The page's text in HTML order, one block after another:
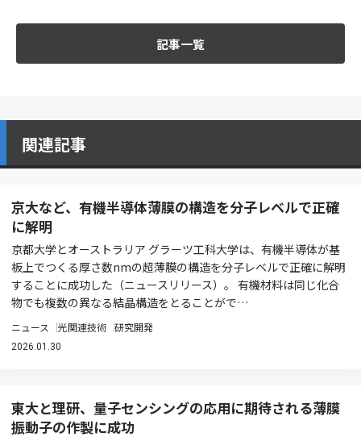
記事一覧
関連記事
京大など、有機半導体薄膜の構造を分子レベルで正確
に解明
京都大学とオーストラリア グラーツ工科大学は、有機半導体が基
板上でつくる厚さ数nmの超薄膜の構造を分子レベルで正確に解明
することに成功した（ニュースリリース）。 有機材料は同じ化合
物でも複数の異なる結晶構造をとることがで…
ニュース 光関連技術 研究開発
2026.01.30
東大と理研、量子センシングの応用に期待される薄膜
振動子の作製に成功